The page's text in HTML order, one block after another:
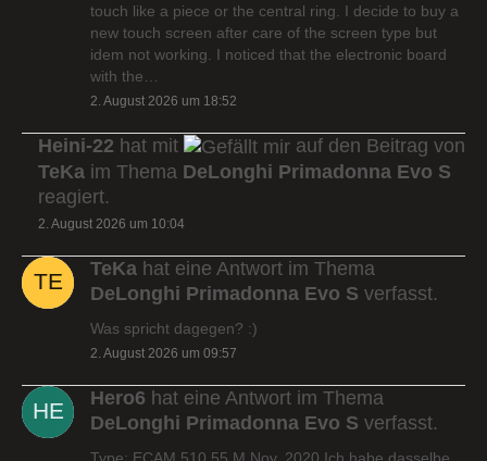
touch like a piece or the central ring. I decide to buy a
new touch screen after care of the screen type but
idem not working. I noticed that the electronic board
with the…
2. August 2026 um 18:52
Heini-22 hat mit
auf den Beitrag von
TeKa im Thema DeLonghi Primadonna Evo S
reagiert.
2. August 2026 um 10:04
TeKa hat eine Antwort im Thema
DeLonghi Primadonna Evo S verfasst.
Was spricht dagegen? :)
2. August 2026 um 09:57
Hero6 hat eine Antwort im Thema
DeLonghi Primadonna Evo S verfasst.
Type: ECAM 510.55.M Nov. 2020 Ich habe dasselbe